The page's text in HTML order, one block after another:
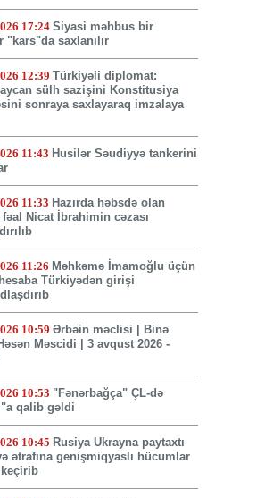
17:24 Siyasi məhbus bir
"kars"da saxlanılır
12:39 Türkiyəli diplomat:
sülh sazişini Konstitusiya
sonraya saxlayaraq imzalaya
11:43 Husilər Səudiyyə tankerini
11:33 Hazırda həbsdə olan
Nicat İbrahimin cəzası
11:26 Məhkəmə İmamoğlu üçün
Türkiyədən girişi
10:59 Ərbəin məclisi | Binə
Məscidi | 3 avqust 2026 -
10:53 "Fənərbağça" ÇL-də
qalib gəldi
10:45 Rusiya Ukrayna paytaxtı
ətrafına genişmiqyaslı hücumlar
keçirib